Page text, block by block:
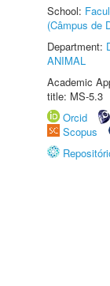
School:
(Câmpus de
Department:
ANIMAL
Academic
title: MS-5.3
Orcid
Scopus